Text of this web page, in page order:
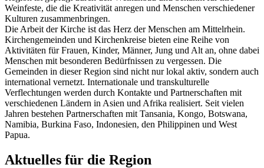
Weinfeste, die die Kreativität anregen und Menschen verschiedener
Kulturen zusammenbringen.
Die Arbeit der Kirche ist das Herz der Menschen am Mittelrhein.
Kirchengemeinden und Kirchenkreise bieten eine Reihe von
Aktivitäten für Frauen, Kinder, Männer, Jung und Alt an, ohne dabei
Menschen mit besonderen Bedürfnissen zu vergessen. Die
Gemeinden in dieser Region sind nicht nur lokal aktiv, sondern auch
international vernetzt. Internationale und transkulturelle
Verflechtungen werden durch Kontakte und Partnerschaften mit
verschiedenen Ländern in Asien und Afrika realisiert. Seit vielen
Jahren bestehen Partnerschaften mit Tansania, Kongo, Botswana,
Namibia, Burkina Faso, Indonesien, den Philippinen und West
Papua.
Aktuelles für die Region